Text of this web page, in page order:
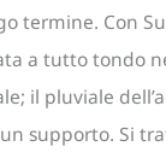
termine. Con
a tutto tondo
il pluviale
supporto. Si